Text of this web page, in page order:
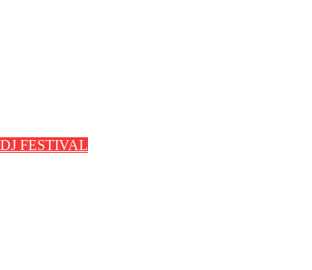
DJ FESTIVAL